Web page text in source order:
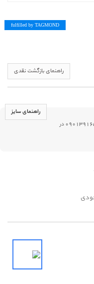
fulfilled by TAGMOND
راهنمای بازگشت نقدی
راهنمای سایز
و یا شماره 09013916570 در